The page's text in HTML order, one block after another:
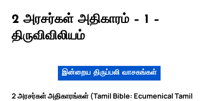
2 அரசர்கள் அதிகாரம் – 1 –
திருவிவிலியம்
இன்றைய திருப்பலி வாசகங்கள்
2 அரசர்கள் அதிகாரங்கள் (Tamil Bible: Ecumenical Tamil